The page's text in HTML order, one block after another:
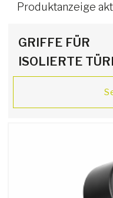
Produktanzeige
GRIFFE FÜR
ISOLIERTE